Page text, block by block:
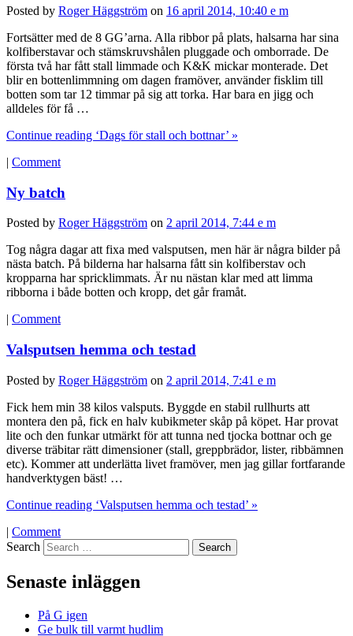
Posted by Roger Häggström on 16 april 2014, 10:40 e m
Fortsätter med de 8 GG’arna. Alla ribbor på plats, halsarna har sina
kolfiberstavar och stämskruvshålen pluggade och omborrade. De
första två har fått stall limmade och K&K mickar monterade. Det
blir en bottenlimmning om dagen framöver, använder fisklim till
botten som tar 12 timmar på sig att torka. Har bara en jigg och
alldeles för få …
Continue reading ‘Dags för stall och bottnar’ »
| Comment
Ny batch
Posted by Roger Häggström on 2 april 2014, 7:44 e m
Tog några dagar att fixa med valsputsen, men här är några bilder på
nästa batch. På bilderna har halsarna fått sin kolfiberstav och
kropparna har spricklimmats. Är nu nästan klar med att limma
ribborna i både botten och kropp, det går framåt.
| Comment
Valsputsen hemma och testad
Posted by Roger Häggström on 2 april 2014, 7:41 e m
Fick hem min 38 kilos valsputs. Byggde en stabil rullhurts att
montera den på, fick en halv kubikmeter skåp på köpet. Har provat
lite och den funkar utmärkt för att tunna ned tjocka bottnar och ge
diverse träbitar rätt dimensioner (stall, greppbrädor, lister, ribbämnen
etc). Kommer att underlätta livet framöver, men jag gillar fortfarande
handverktygen bäst! …
Continue reading ‘Valsputsen hemma och testad’ »
| Comment
Search
Senaste inläggen
På G igen
Ge bulk till varmt hudlim